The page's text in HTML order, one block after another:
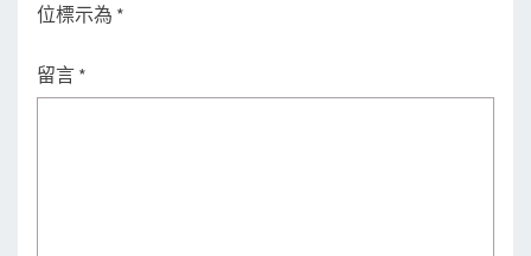
位標示為 *
留言 *